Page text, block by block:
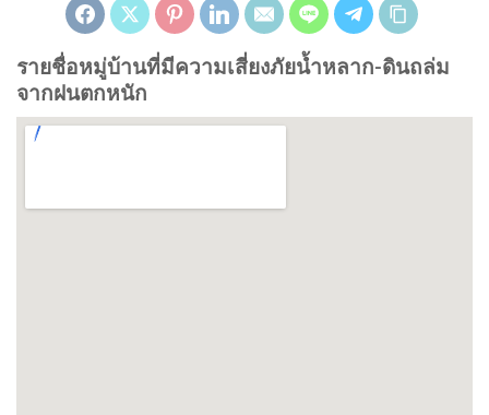
รายชื่อหมู่บ้านที่มีความเสี่ยงภัยน้ำหลาก-ดินถล่ม
จากฝนตกหนัก